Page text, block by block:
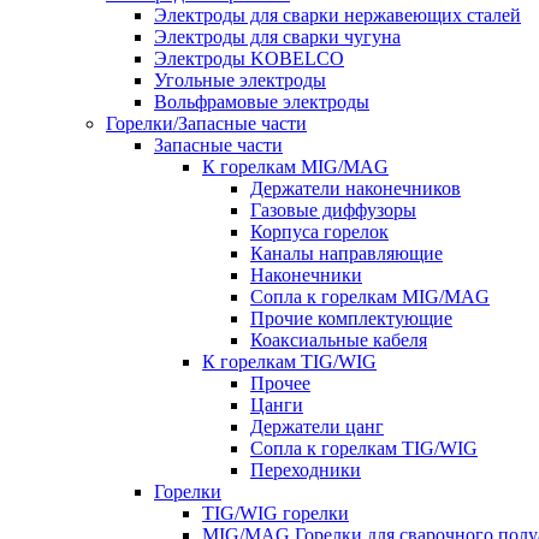
Электроды для сварки нержавеющих сталей
Электроды для сварки чугуна
Электроды KOBELCO
Угольные электроды
Вольфрамовые электроды
Горелки/Запасные части
Запасные части
К горелкам MIG/MAG
Держатели наконечников
Газовые диффузоры
Корпуса горелок
Каналы направляющие
Наконечники
Сопла к горелкам MIG/MAG
Прочие комплектующие
Коаксиальные кабеля
К горелкам TIG/WIG
Прочее
Цанги
Держатели цанг
Сопла к горелкам TIG/WIG
Переходники
Горелки
TIG/WIG горелки